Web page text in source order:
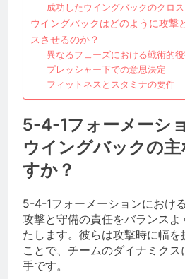
成功したウイングバックのクロ
ウイングバックはどのように攻撃
スさせるのか？
異なるフェーズにおける戦術的
プレッシャー下での意思決定
フィットネスとスタミナの要件
5-4-1フォーメーシ
ウイングバックの
すか？
5-4-1フォーメーションにおけ
攻撃と守備の責任をバランス
たします。彼らは攻撃時に幅
ことで、チームのダイナミク
手です。